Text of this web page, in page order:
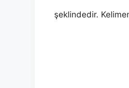
şeklindedir.